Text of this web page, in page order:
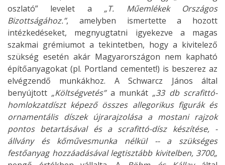
oszlató” levelet a„T. Műemlékek Országos
Bizottságához.”, amelyben ismertette a hozott
intézkedéseket, megnyugtatni igyekezve a magas
szakmai grémiumot a tekintetben, hogy a kivitelező
szükség esetén akár Magyarországon nem kapható
építőanyagokat (pl. Portland cementet!) is beszerez az
elvégzendő munkákhoz. A Schwarcz János által
benyújtott„Költségvetés”a munkát„33 db scrafittó-
homlokzatdíszt képező összes allegorikus figurák és
ornamentális díszek újrarajzolása a mostani rajzok
pontos betartásával és a scrafittó-dísz készítése, -
állvány és kőművesmunka nélkül -- a szükséges
festőanyag hozzáadásával legtisztább kivitelben, 3700„